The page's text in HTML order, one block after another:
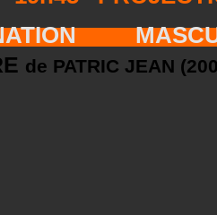
de PATRIC JEAN